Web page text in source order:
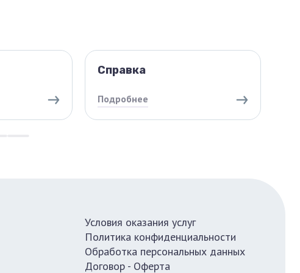
Справка
Подробнее
Условия оказания услуг
Политика конфиденциальности
Обработка персональных данных
Договор - Оферта